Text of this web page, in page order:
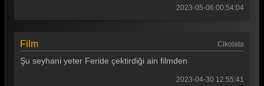
2023-05-06 00:54:04
Film Cikolata
Şu seyhani yeter Feride çektirdiği ain filmden
2023-04-30 12:55:41